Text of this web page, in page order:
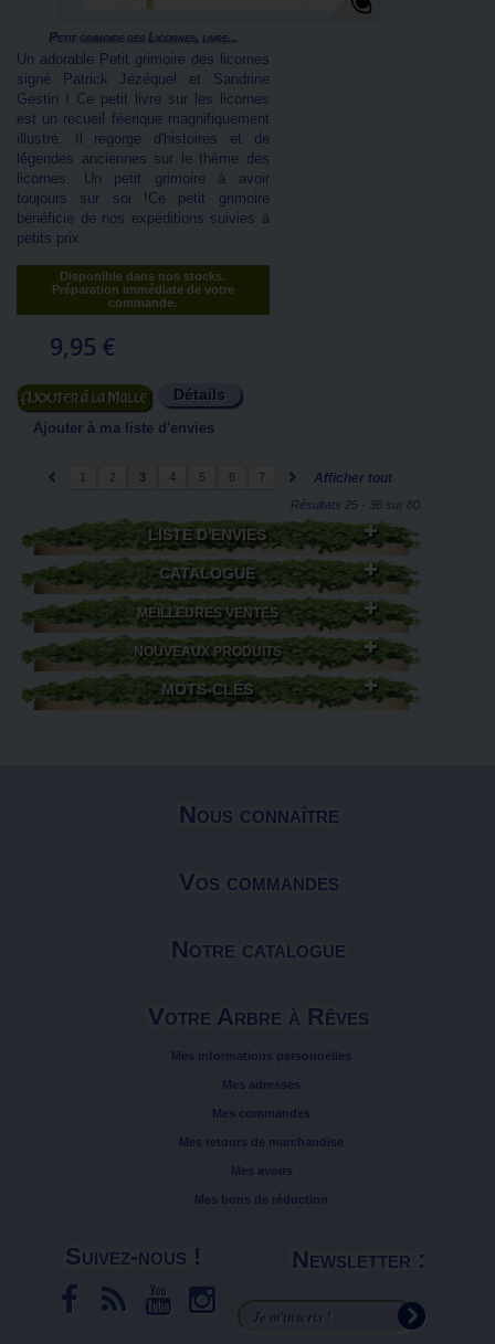
Petit grimoire des Licornes, livre...
Un adorable Petit grimoire des licornes
signé Patrick Jézéquel et Sandrine
Gestin ! Ce petit livre sur les licornes
est un recueil féerique magnifiquement
illustré. Il regorge d'histoires et de
légendes anciennes sur le thème des
licornes. Un petit grimoire à avoir
toujours sur soi !Ce petit grimoire
bénéficie de nos expéditions suivies à
petits prix.
Disponible dans nos stocks.
Préparation immédiate de votre
commande.
9,95 €
Ajouter au panier Détails
Ajouter à ma liste d'envies
Afficher tout
1 2 3 4 5 6 7
Résultats 25 - 36 sur 80.
LISTE D'ENVIES
CATALOGUE
MEILLEURES VENTES
NOUVEAUX PRODUITS
MOTS-CLÉS
Nous connaître
Vos commandes
Notre catalogue
Votre Arbre à Rêves
Mes informations personnelles
Mes adresses
Mes commandes
Mes retours de marchandise
Mes avoirs
Mes bons de réduction
Suivez-nous ! Newsletter :